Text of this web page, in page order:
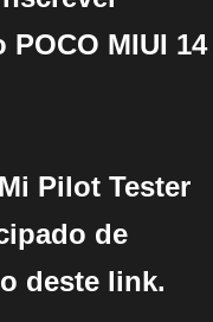
MIUI 14
Pilot Tester
de
deste link.